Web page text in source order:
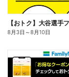
8月3日 ～8月10日